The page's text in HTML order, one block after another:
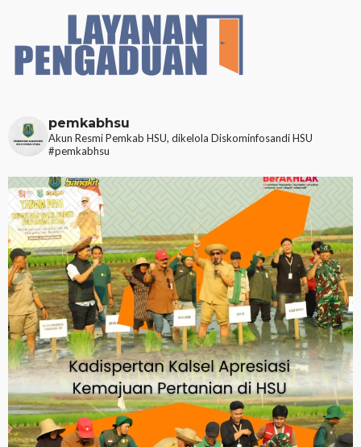
pemkabhsu
Akun Resmi Pemkab HSU, dikelola Diskominfosandi HSU
#pemkabhsu